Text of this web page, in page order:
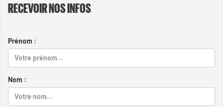
RECEVOIR NOS INFOS
Prénom :
Nom :